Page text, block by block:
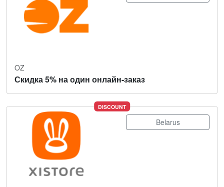
OZ
Скидка 5% на один онлайн-заказ
DISCOUNT
Belarus